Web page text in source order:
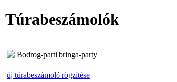
Túrabeszámolók
Bodrog-parti bringa-party
új túrabeszámoló rögzítése